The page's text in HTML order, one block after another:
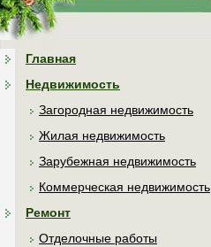
Главная
Недвижимость
Загородная недвижимость
Жилая недвижимость
Зарубежная недвижимость
Коммерческая недвижимость
Ремонт
Отделочные работы